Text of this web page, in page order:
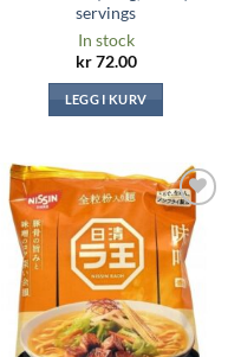
servings
In stock
kr72.00
LEGG I KURV
Legg til i
ønskeliste